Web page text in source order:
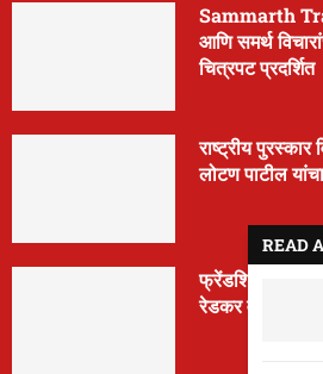
Sammarth
आणि समर्थ
चित्रपट प्रदर्शित
राष्ट्रीय
लोटण पाटील यांचा
फ्रेंडशिप डे
रेडकर वानखेडे
READ